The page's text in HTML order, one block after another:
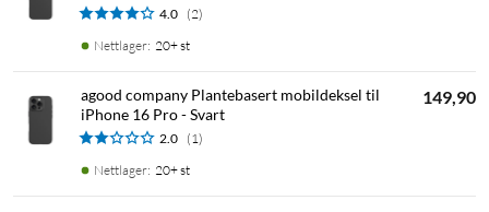
4.0 (2)
Nettlager: 20+ st
agood company Plantebasert mobildeksel til
iPhone 16 Pro - Svart
2.0 (1)
149,90
Nettlager: 20+ st